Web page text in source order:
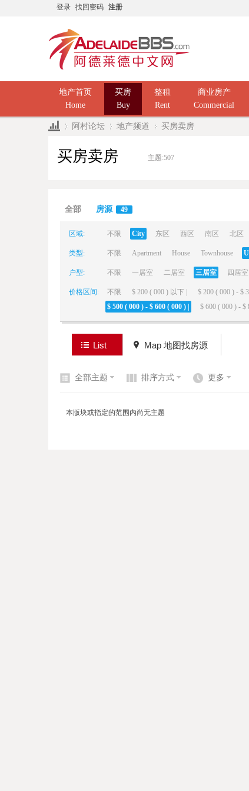
登录 找回密码 注册
地产首页
Home
买房
Buy
整租
Rent
商业房产
Commercial
阿村论坛 地产频道 买房卖房
买房卖房 主题:507
全部 房源 49
区域: 不限 City 东区 西区 南区 北区
类型: 不限 Apartment House Townhouse
户型: 不限 一居室 二居室 三居室 四居室
价格区间: 不限 $ 200 ( 000 ) 以下 | $ 200 ( 000 ) - $
$ 500 ( 000 ) - $ 600 ( 000 ) |
$ 600 ( 000 ) - $
List Map 地图找房源
全部主题 排序方式 更多
本版块或指定的范围内尚无主题